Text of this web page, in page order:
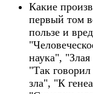
Какие
первый том
пользе и
наука",
"Так
зла", "К